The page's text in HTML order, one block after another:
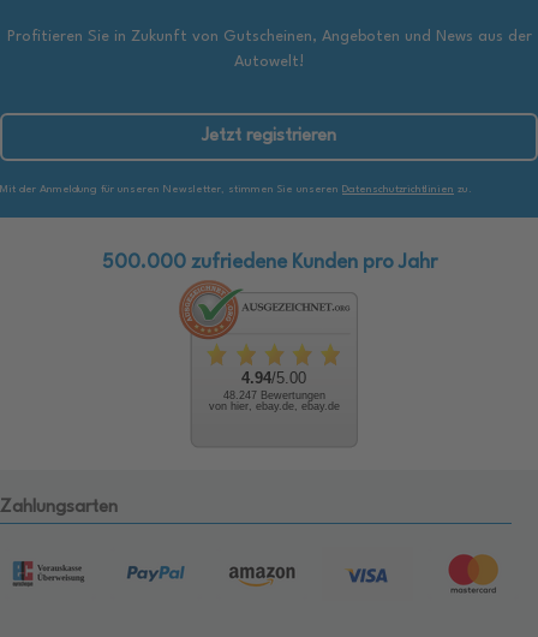
Profitieren Sie in Zukunft von Gutscheinen, Angeboten und News aus der
Autowelt!
Jetzt registrieren
Mit der Anmeldung für unseren Newsletter, stimmen Sie unseren Datenschutzrichtlinien zu.
500.000 zufriedene Kunden pro Jahr
4.94/5.00
48.247 Bewertungen
von hier, ebay.de, ebay.de
Zahlungsarten